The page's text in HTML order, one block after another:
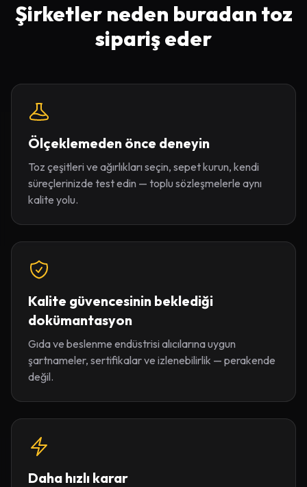
Şirketler neden buradan toz
sipariş eder
Ölçeklemeden önce deneyin
Toz çeşitleri ve ağırlıkları seçin, sepet kurun, kendi
süreçlerinizde test edin — toplu sözleşmelerle aynı
kalite yolu.
Kalite güvencesinin beklediği
dokümantasyon
Gıda ve beslenme endüstrisi alıcılarına uygun
şartnameler, sertifikalar ve izlenebilirlik — perakende
değil.
Daha hızlı karar